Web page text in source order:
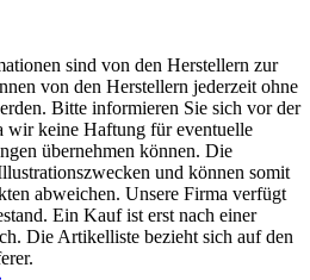
sind von den Herstellern zur
von den Herstellern jederzeit ohne
Bitte informieren Sie sich vor der
wir keine Haftung für eventuelle
übernehmen können. Die
und können somit
abweichen. Unsere Firma verfügt
Ein Kauf ist erst nach einer
Die Artikelliste bezieht sich auf den